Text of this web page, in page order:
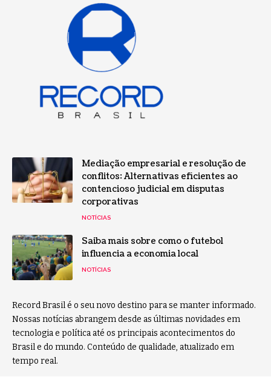
Mediação empresarial e resolução de
conflitos: Alternativas eficientes ao
contencioso judicial em disputas
corporativas
NOTÍCIAS
Saiba mais sobre como o futebol
influencia a economia local
NOTÍCIAS
Record Brasil é o seu novo destino para se manter informado.
Nossas notícias abrangem desde as últimas novidades em
tecnologia e política até os principais acontecimentos do
Brasil e do mundo. Conteúdo de qualidade, atualizado em
tempo real.